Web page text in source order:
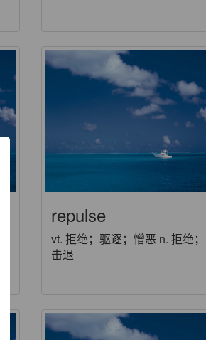
repulse
vt. 拒绝；驱逐；憎恶 n. 拒绝；
击退